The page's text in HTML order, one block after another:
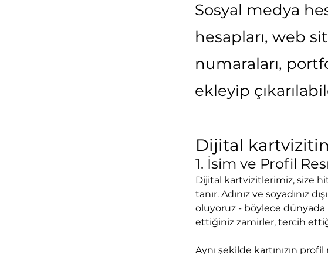
Sosyal medya
hesapları, web
numaraları,
ekleyip
Dijital
1. İsim ve Profil
Dijital kartvizitlerimiz, size
tanır. Adınız ve soyadınız
oluyoruz - böylece dünyada
ettiğiniz zamirler, tercih
Aynı şekilde kartınızın